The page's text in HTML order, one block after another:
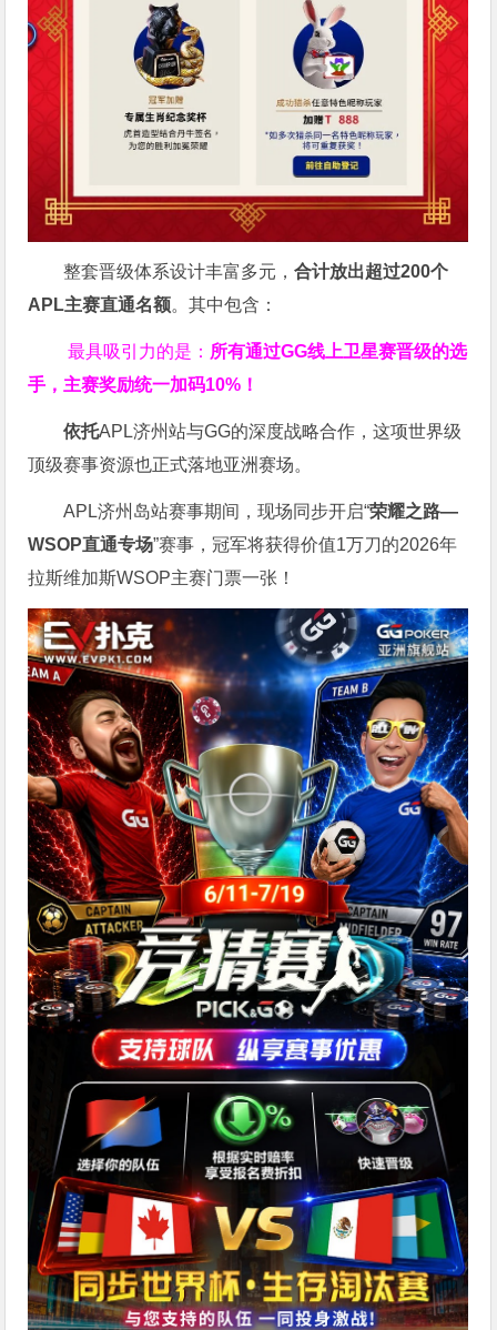
整套晋级体系设计丰富多元，合计放出超过200个
APL主赛直通名额。其中包含：
最具吸引力的是： 所有通过GG线上卫星赛晋级的选
手，主赛奖励统一加码10% ！
依托APL济州站与GG的深度战略合作，这项世界级
顶级赛事资源也正式落地亚洲赛场。
APL济州岛站赛事期间，现场同步开启“荣耀之路—
WSOP直通专场”赛事，冠军将获得价值1万刀的2026年
拉斯维加斯WSOP主赛门票一张！